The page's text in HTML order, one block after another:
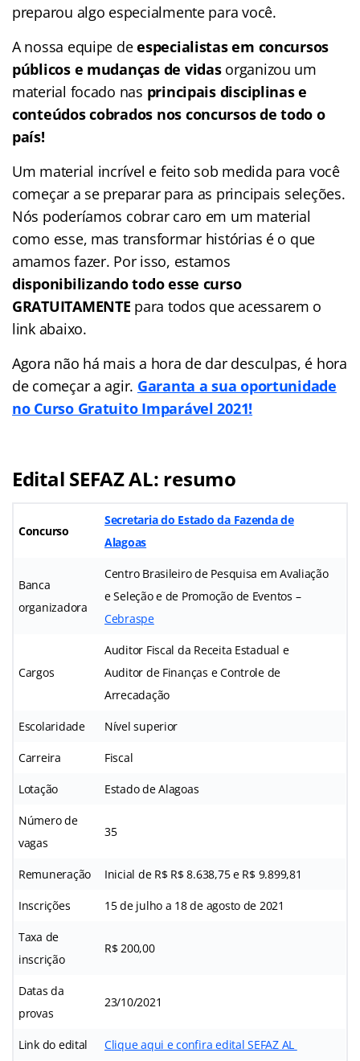
preparou algo especialmente para você.
A nossa equipe deespecialistas em concursos
públicos e mudanças de vidasorganizou um
material focado nas principais disciplinas e
conteúdos cobrados nos concursos de todo o
país!
Um material incrível e feito sob medida para você
começar a se preparar para as principais seleções.
Nós poderíamos cobrar caro em um material
como esse, mas transformar histórias é o que
amamos fazer. Por isso, estamos
disponibilizando todo esse curso
GRATUITAMENTE para todos que acessarem o
link abaixo.
Agora não há mais a hora de dar desculpas, é hora
de começar a agir. Garanta a sua oportunidade
no Curso Gratuito Imparável 2021!
Edital SEFAZ AL: resumo
Concurso
Secretaria do Estado da Fazenda de
Alagoas
Banca
organizadora
Centro Brasileiro de Pesquisa em Avaliação
e Seleção e de Promoção de Eventos –
Cebraspe
Cargos
Auditor Fiscal da Receita Estadual e
Auditor de Finanças e Controle de
Arrecadação
Escolaridade Nível superior
Carreira Fiscal
Lotação Estado de Alagoas
Número de
vagas
35
Remuneração Inicial de R$ R$ 8.638,75 e R$ 9.899,81
Inscrições 15 de julho a 18 de agosto de 2021
Taxa de
inscrição
R$ 200,00
Datas da
provas
23/10/2021
Link do edital Clique aqui e confira edital SEFAZ AL